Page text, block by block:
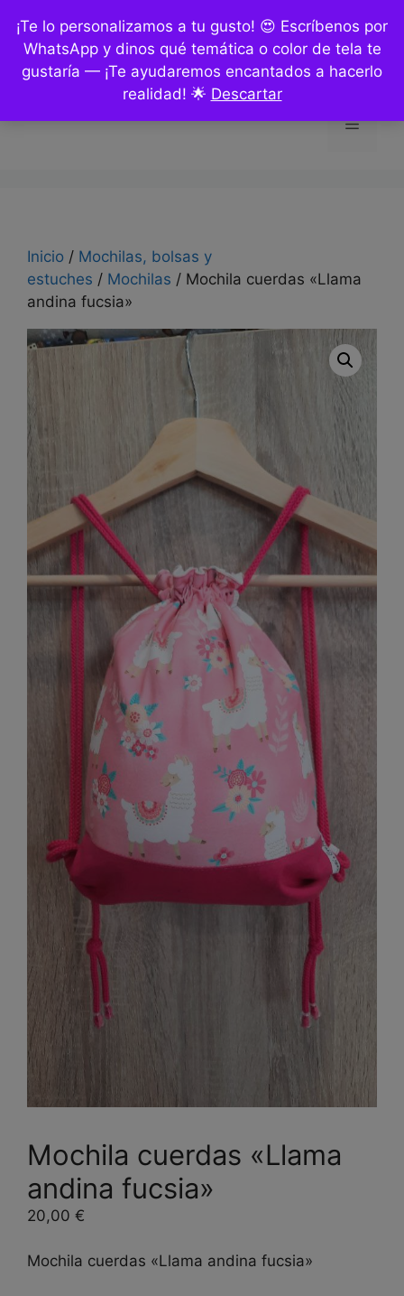
¡Te lo personalizamos a tu gusto! 😍 Escríbenos por
WhatsApp y dinos qué temática o color de tela te
gustaría — ¡Te ayudaremos encantados a hacerlo
realidad! 🌟 Descartar
contenido
Menú
Inicio / Mochilas, bolsas y
estuches / Mochilas / Mochila cuerdas «Llama
andina fucsia»
Mochila cuerdas «Llama
andina fucsia»
20,00 €
Mochila cuerdas «Llama andina fucsia»